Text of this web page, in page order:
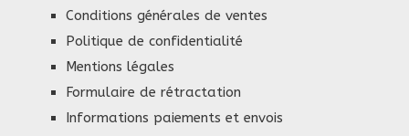
Conditions générales de ventes
Politique de confidentialité
Mentions légales
Formulaire de rétractation
Informations paiements et envois